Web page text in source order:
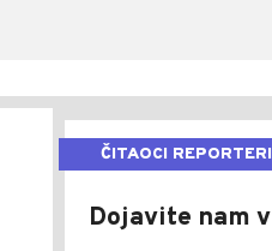
ČITAOCI REPORTERI
Dojavite nam